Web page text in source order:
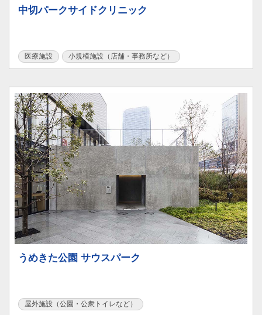
中切パークサイドクリニック
医療施設 小規模施設（店舗・事務所など）
うめきた公園 サウスパーク
屋外施設（公園・公衆トイレなど）